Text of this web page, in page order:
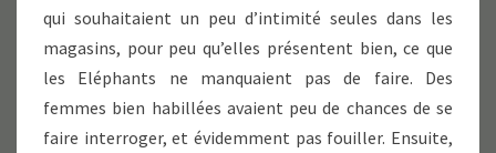
qui souhaitaient un peu d’intimité seules dans les
magasins, pour peu qu’elles présentent bien, ce que
les Eléphants ne manquaient pas de faire. Des
femmes bien habillées avaient peu de chances de se
faire interroger, et évidemment pas fouiller. Ensuite,